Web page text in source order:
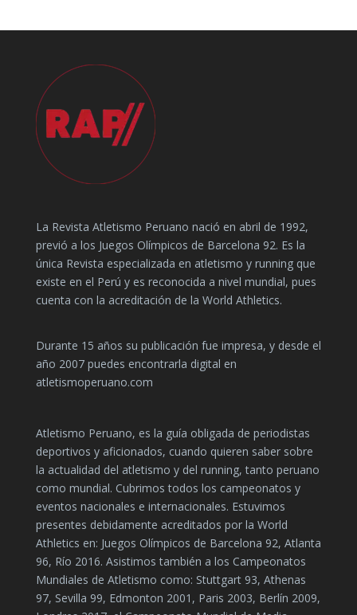
La Revista Atletismo Peruano nació en abril de 1992,
previó a los Juegos Olímpicos de Barcelona 92. Es la
única Revista especializada en atletismo y running que
existe en el Perú y es reconocida a nivel mundial, pues
cuenta con la acreditación de la World Athletics.
Durante 15 años su publicación fue impresa, y desde el
año 2007 puedes encontrarla digital en
atletismoperuano.com
Atletismo Peruano, es la guía obligada de periodistas
deportivos y aficionados, cuando quieren saber sobre
la actualidad del atletismo y del running, tanto peruano
como mundial. Cubrimos todos los campeonatos y
eventos nacionales e internacionales. Estuvimos
presentes debidamente acreditados por la World
Athletics en: Juegos Olímpicos de Barcelona 92, Atlanta
96, Río 2016. Asistimos también a los Campeonatos
Mundiales de Atletismo como: Stuttgart 93, Athenas
97, Sevilla 99, Edmonton 2001, Paris 2003, Berlín 2009,